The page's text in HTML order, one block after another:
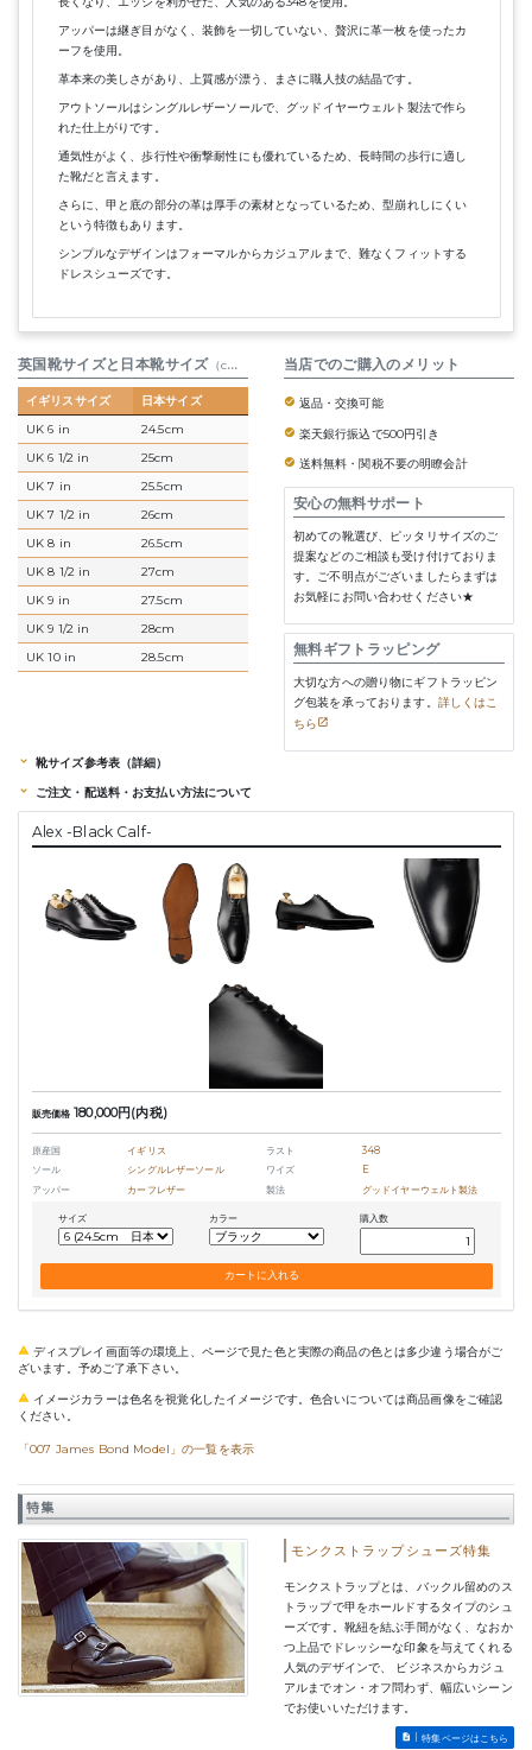
アッパーは継ぎ目がなく、装飾を一切していない、贅沢に革一枚を使ったカ
ーフを使用。
革本来の美しさがあり、上質感が漂う、まさに職人技の結晶です。
アウトソールはシングルレザーソールで、グッドイヤーウェルト製法で作ら
れた仕上がりです。
通気性がよく、歩行性や衝撃耐性にも優れているため、長時間の歩行に適し
た靴だと言えます。
さらに、甲と底の部分の革は厚手の素材となっているため、型崩れしにくい
という特徴もあります。
シンプルなデザインはフォーマルからカジュアルまで、難なくフィットする
ドレスシューズです。
英国靴サイズと日本靴サイズ （cm） 参考表
イギリスサイズ 日本サイズ
UK 6 in 24.5cm
UK 6 1/2 in 25cm
UK 7 in 25.5cm
UK 7 1/2 in 26cm
UK 8 in 26.5cm
UK 8 1/2 in 27cm
UK 9 in 27.5cm
UK 9 1/2 in 28cm
UK 10 in 28.5cm
当店でのご購入のメリット
返品・交換可能
楽天銀行振込で500円引き
送料無料・関税不要の明瞭会計
安心の無料サポート
初めての靴選び、ピッタリサイズのご
提案などのご相談も受け付けておりま
す。ご不明点がございましたらまずは
お気軽にお問い合わせください★
無料ギフトラッピング
大切な方への贈り物にギフトラッピン
グ包装を承っております。 詳しくはこ
ちら
靴サイズ参考表（詳細）
ご注文・配送料・お支払い方法について
Alex -Black Calf-
販売価格 180,000円(内税)
原産国 イギリス ラスト
348
ソール
シングルレザーソール ワイズ
E
アッパー
カーフレザー 製法 グッドイヤーウェルト製法
サイズ カラー 購入数
ディスプレイ画面等の環境上、ページで見た色と実際の商品の色とは多少違う場合がご
ざいます。予めご了承下さい。
イメージカラーは色名を視覚化したイメージです。色合いについては商品画像をご確認
ください。
「007 James Bond Model」の一覧を表示
特集
モンクストラップシューズ特集
モンクストラップとは、バックル留めのス
トラップで甲をホールドするタイプのシュ
ーズです。靴紐を結ぶ手間がなく、なおか
つ上品でドレッシーな印象を与えてくれる
人気のデザインで、 ビジネスからカジュ
アルまでオン・オフ問わず、幅広いシーン
でお使いいただけます。
特集ページはこちら